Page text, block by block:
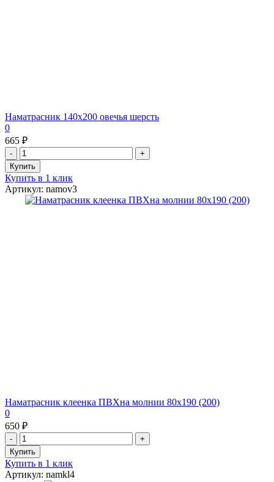
Наматрасник 140х200 овечья шерсть
0
665 ₽
Купить в 1 клик
Артикул: namov3
Наматрасник клеенка ПВХна молнии 80х190 (200)
0
650 ₽
Купить в 1 клик
Артикул: namkl4